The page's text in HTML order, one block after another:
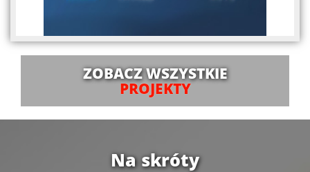
ZOBACZ WSZYSTKIE
PROJEKTY
Na skróty